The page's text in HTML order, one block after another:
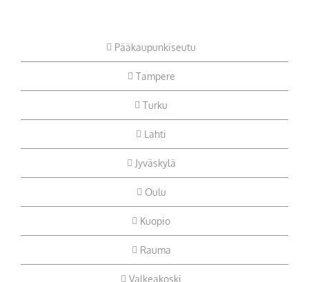
Pääkaupunkiseutu
Tampere
Turku
Lahti
Jyväskylä
Oulu
Kuopio
Rauma
Valkeakoski